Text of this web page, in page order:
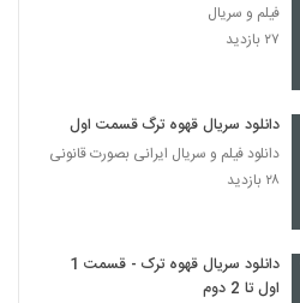
فیلم و سریال
۲۷ بازدید
دانلود سریال قهوه ترگ قسمت اول
دانلود فیلم و سریال ایرانی بصورت قانونی
۲۸ بازدید
دانلود سریال قهوه ترک - قسمت 1
اول تا 2 دوم